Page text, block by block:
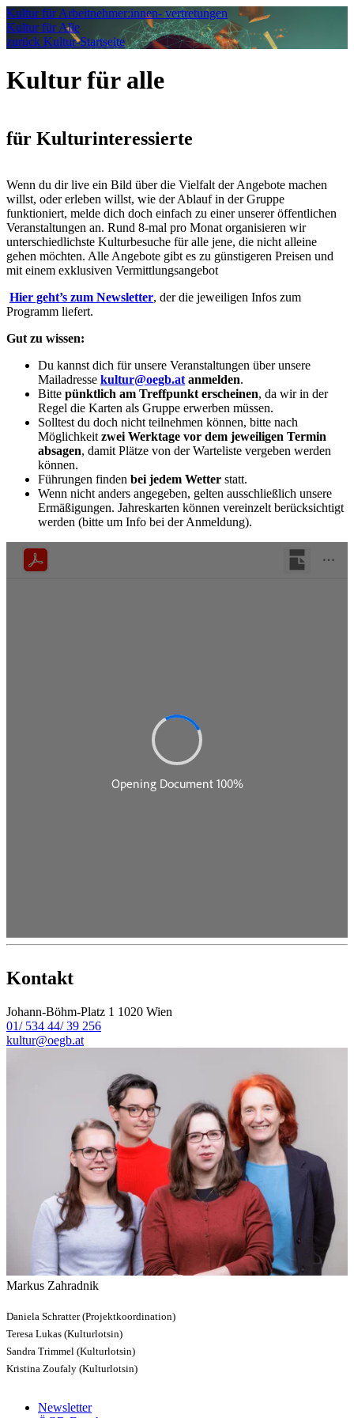
Kultur für Arbeitnehmer:innen- vertretungen
Kultur für Alle
zurück Kultur-Startseite
Kultur für alle
für Kulturinteressierte
Wenn du dir live ein Bild über die Vielfalt der Angebote machen
willst, oder erleben willst, wie der Ablauf in der Gruppe
funktioniert, melde dich doch einfach zu einer unserer öffentlichen
Veranstaltungen an. Rund 8-mal pro Monat organisieren wir
unterschiedlichste Kulturbesuche für alle jene, die nicht alleine
gehen möchten. Alle Angebote gibt es zu günstigeren Preisen und
mit einem exklusiven Vermittlungsangebot
Hier geht’s zum Newsletter, der die jeweiligen Infos zum
Programm liefert.
Gut zu wissen:
Du kannst dich für unsere Veranstaltungen über unsere
Mailadresse kultur@oegb.at anmelden.
Bitte pünktlich am Treffpunkt erscheinen, da wir in der
Regel die Karten als Gruppe erwerben müssen.
Solltest du doch nicht teilnehmen können, bitte nach
Möglichkeit zwei Werktage vor dem jeweiligen Termin
absagen, damit Plätze von der Warteliste vergeben werden
können.
Führungen finden bei jedem Wetter statt.
Wenn nicht anders angegeben, gelten ausschließlich unsere
Ermäßigungen. Jahreskarten können vereinzelt berücksichtigt
werden (bitte um Info bei der Anmeldung).
Kontakt
Johann-Böhm-Platz 1 1020 Wien
01/ 534 44/ 39 256
kultur@oegb.at
Markus Zahradnik
Daniela Schratter (Projektkoordination)
Teresa Lukas (Kulturlotsin)
Sandra Trimmel (Kulturlotsin)
Kristina Zoufaly (Kulturlotsin)
Newsletter